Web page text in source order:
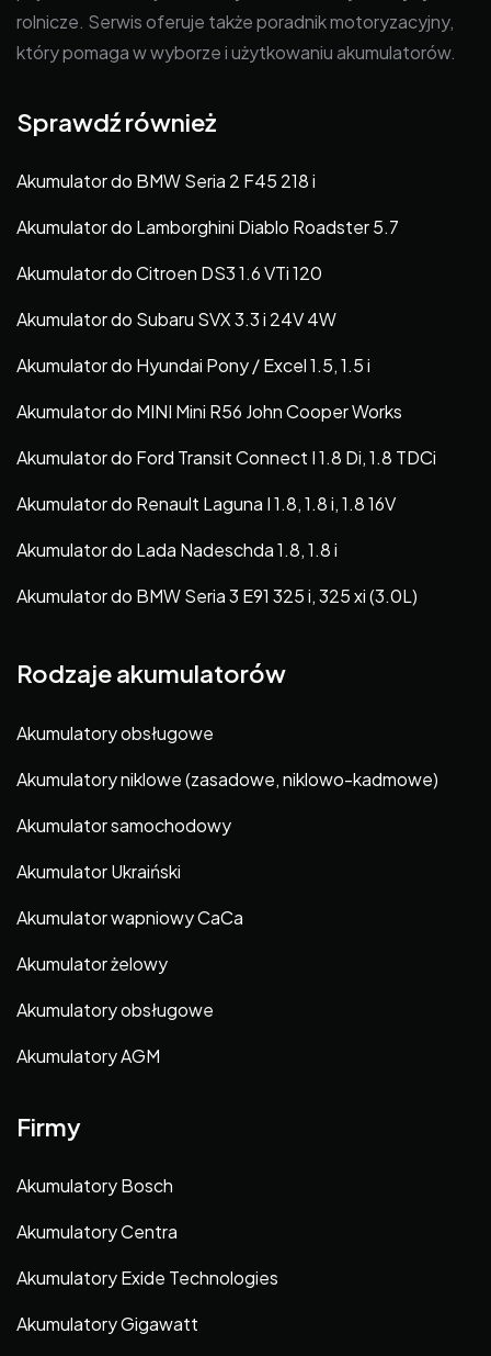
rolnicze. Serwis oferuje także poradnik motoryzacyjny,
który pomaga w wyborze i użytkowaniu akumulatorów.
Sprawdź również
Akumulator do BMW Seria 2 F45 218 i
Akumulator do Lamborghini Diablo Roadster 5.7
Akumulator do Citroen DS3 1.6 VTi 120
Akumulator do Subaru SVX 3.3 i 24V 4W
Akumulator do Hyundai Pony / Excel 1.5, 1.5 i
Akumulator do MINI Mini R56 John Cooper Works
Akumulator do Ford Transit Connect I 1.8 Di, 1.8 TDCi
Akumulator do Renault Laguna I 1.8, 1.8 i, 1.8 16V
Akumulator do Lada Nadeschda 1.8, 1.8 i
Akumulator do BMW Seria 3 E91 325 i, 325 xi (3.0L)
Rodzaje akumulatorów
Akumulatory obsługowe
Akumulatory niklowe (zasadowe, niklowo-kadmowe)
Akumulator samochodowy
Akumulator Ukraiński
Akumulator wapniowy CaCa
Akumulator żelowy
Akumulatory obsługowe
Akumulatory AGM
Firmy
Akumulatory Bosch
Akumulatory Centra
Akumulatory Exide Technologies
Akumulatory Gigawatt